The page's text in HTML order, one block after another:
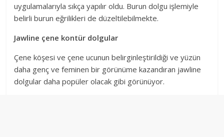
uygulamalarıyla sıkça yapılır oldu. Burun dolgu işlemiyle
belirli burun eğrilikleri de düzeltilebilmekte.
Jawline çene kontür dolgular
Çene köşesi ve çene ucunun belirginleştirildiği ve yüzün
daha genç ve feminen bir görünüme kazandıran jawline
dolgular daha popüler olacak gibi görünüyor.